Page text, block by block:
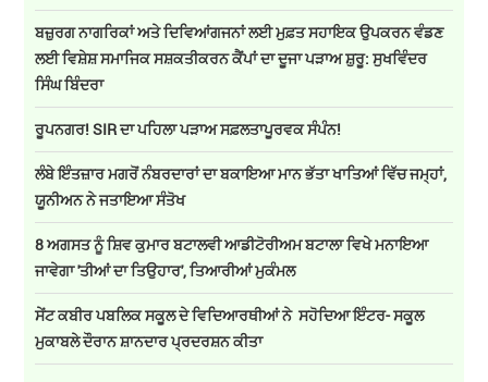
ਬਜ਼ੁਰਗ ਨਾਗਰਿਕਾਂ ਅਤੇ ਦਿਵਿਆਂਗਜਨਾਂ ਲਈ ਮੁਫ਼ਤ ਸਹਾਇਕ ਉਪਕਰਨ ਵੰਡਣ
ਲਈ ਵਿਸ਼ੇਸ਼ ਸਮਾਜਿਕ ਸਸ਼ਕਤੀਕਰਨ ਕੈਂਪਾਂ ਦਾ ਦੂਜਾ ਪੜਾਅ ਸ਼ੁਰੂ: ਸੁਖਵਿੰਦਰ
ਸਿੰਘ ਬਿੰਦਰਾ
ਰੂਪਨਗਰ! SIR ਦਾ ਪਹਿਲਾ ਪੜਾਅ ਸਫ਼ਲਤਾਪੂਰਵਕ ਸੰਪੰਨ!
ਲੰਬੇ ਇੰਤਜ਼ਾਰ ਮਗਰੋਂ ਨੰਬਰਦਾਰਾਂ ਦਾ ਬਕਾਇਆ ਮਾਨ ਭੱਤਾ ਖਾਤਿਆਂ ਵਿੱਚ ਜਮ੍ਹਾਂ,
ਯੂਨੀਅਨ ਨੇ ਜਤਾਇਆ ਸੰਤੋਖ
8 ਅਗਸਤ ਨੂੰ ਸ਼ਿਵ ਕੁਮਾਰ ਬਟਾਲਵੀ ਆਡੀਟੋਰੀਅਮ ਬਟਾਲਾ ਵਿਖੇ ਮਨਾਇਆ
ਜਾਵੇਗਾ 'ਤੀਆਂ ਦਾ ਤਿਉਹਾਰ', ਤਿਆਰੀਆਂ ਮੁਕੰਮਲ
ਸੇਂਟ ਕਬੀਰ ਪਬਲਿਕ ਸਕੂਲ ਦੇ ਵਿਦਿਆਰਥੀਆਂ ਨੇ ਸਹੋਦਿਆ ਇੰਟਰ- ਸਕੂਲ
ਮੁਕਾਬਲੇ ਦੌਰਾਨ ਸ਼ਾਨਦਾਰ ਪ੍ਰਦਰਸ਼ਨ ਕੀਤਾ